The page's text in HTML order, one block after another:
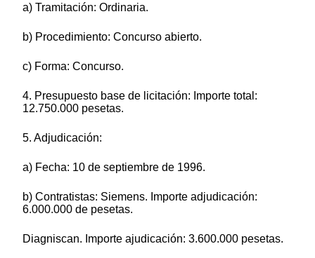
a) Tramitación: Ordinaria.
b) Procedimiento: Concurso abierto.
c) Forma: Concurso.
4. Presupuesto base de licitación: Importe total:
12.750.000 pesetas.
5. Adjudicación:
a) Fecha: 10 de septiembre de 1996.
b) Contratistas: Siemens. Importe adjudicación:
6.000.000 de pesetas.
Diagniscan. Importe ajudicación: 3.600.000 pesetas.